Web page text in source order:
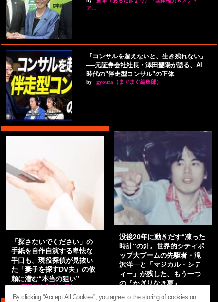
ア…
「コンサルを超えないと、生き残れない」
──元証券会社社長・澤田聖陽が語る、AI
時代の"伴走型コンサル"の正体
by gyouza（まぐまぐ編集部）
「探さないでください」の
手紙を自作自演する卑怯な
手口も。現役探偵が見抜い
た「妻子を探すDV夫」の依
頼に潜む“本当の狙い”
by 阿部泰尚『伝説の探偵』
没後20年に動きだす“凍った
時計”の針。世界的シティポ
ップ大ブームの先駆者・滝
沢洋一と「マジカル・シテ
ィー」が残した、もう一つ
の『かぎりなき夏』
By clicking “Accept All Cookies”, you agree to the storing of cookies on